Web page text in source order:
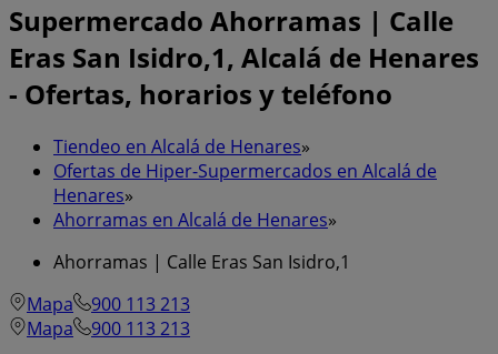
Supermercado Ahorramas | Calle
Eras San Isidro,1, Alcalá de Henares
- Ofertas, horarios y teléfono
Tiendeo en Alcalá de Henares»
Ofertas de Hiper-Supermercados en Alcalá de
Henares»
Ahorramas en Alcalá de Henares»
Ahorramas | Calle Eras San Isidro,1
Mapa
900 113 213
Mapa
900 113 213